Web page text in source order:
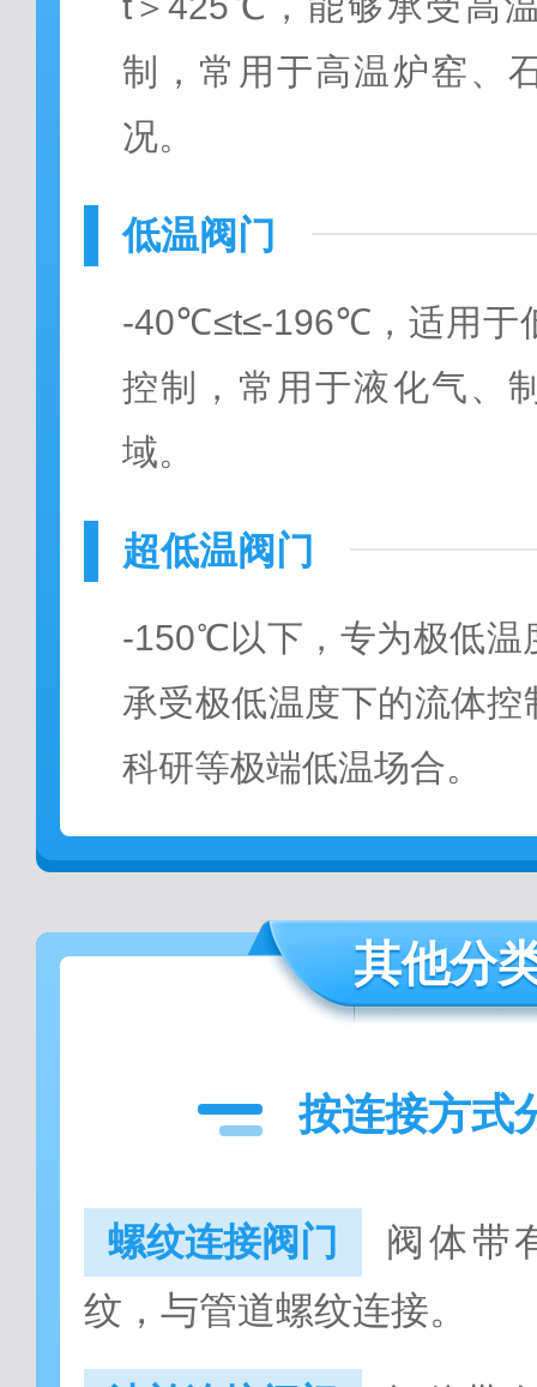
制，常用于高温炉窑、
况。
低温阀门
-40℃≤t≤-196℃，适用于
控制，常用于液化气、
域。
超低温阀门
-150℃以下，专为极低温
承受极低温度下的流体
科研等极端低温场合。
其他分
按连接方式
螺纹连接阀门
阀体带
纹，与管道螺纹连接。